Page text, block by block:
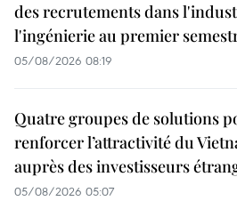
des recrutements dans
l'ingénierie au premier
05/08/2026 08:19
Quatre groupes de solutions
renforcer l’attractivité du
auprès des investisseurs
05/08/2026 05:07